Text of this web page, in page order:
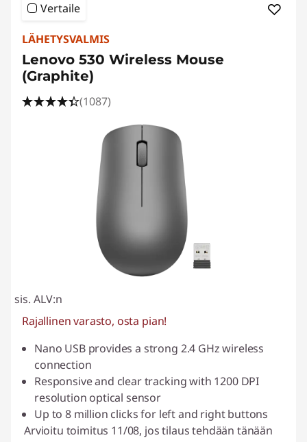
Vertaile
LÄHETYSVALMIS
Lenovo 530 Wireless Mouse
(Graphite)
(1087)
sis. ALV:n
Rajallinen varasto, osta pian!
Nano USB provides a strong 2.4 GHz wireless
connection
Responsive and clear tracking with 1200 DPI
resolution optical sensor
Up to 8 million clicks for left and right buttons
Arvioitu toimitus 11/08, jos tilaus tehdään tänään